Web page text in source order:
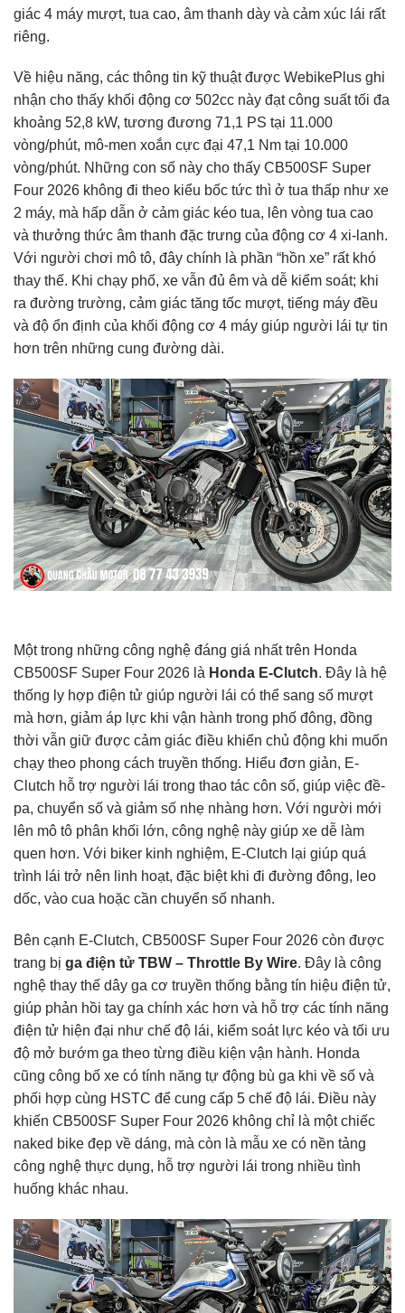
giác 4 máy mượt, tua cao, âm thanh dày và cảm xúc lái rất
riêng.
Về hiệu năng, các thông tin kỹ thuật được WebikePlus ghi
nhận cho thấy khối động cơ 502cc này đạt công suất tối đa
khoảng 52,8 kW, tương đương 71,1 PS tại 11.000
vòng/phút, mô-men xoắn cực đại 47,1 Nm tại 10.000
vòng/phút. Những con số này cho thấy CB500SF Super
Four 2026 không đi theo kiểu bốc tức thì ở tua thấp như xe
2 máy, mà hấp dẫn ở cảm giác kéo tua, lên vòng tua cao
và thưởng thức âm thanh đặc trưng của động cơ 4 xi-lanh.
Với người chơi mô tô, đây chính là phần “hồn xe” rất khó
thay thế. Khi chạy phố, xe vẫn đủ êm và dễ kiểm soát; khi
ra đường trường, cảm giác tăng tốc mượt, tiếng máy đều
và độ ổn định của khối động cơ 4 máy giúp người lái tự tin
hơn trên những cung đường dài.
Một trong những công nghệ đáng giá nhất trên Honda
CB500SF Super Four 2026 là Honda E-Clutch. Đây là hệ
thống ly hợp điện tử giúp người lái có thể sang số mượt
mà hơn, giảm áp lực khi vận hành trong phố đông, đồng
thời vẫn giữ được cảm giác điều khiển chủ động khi muốn
chạy theo phong cách truyền thống. Hiểu đơn giản, E-
Clutch hỗ trợ người lái trong thao tác côn số, giúp việc đề-
pa, chuyển số và giảm số nhẹ nhàng hơn. Với người mới
lên mô tô phân khối lớn, công nghệ này giúp xe dễ làm
quen hơn. Với biker kinh nghiệm, E-Clutch lại giúp quá
trình lái trở nên linh hoạt, đặc biệt khi đi đường đông, leo
dốc, vào cua hoặc cần chuyển số nhanh.
Bên cạnh E-Clutch, CB500SF Super Four 2026 còn được
trang bị ga điện tử TBW – Throttle By Wire. Đây là công
nghệ thay thế dây ga cơ truyền thống bằng tín hiệu điện tử,
giúp phản hồi tay ga chính xác hơn và hỗ trợ các tính năng
điện tử hiện đại như chế độ lái, kiểm soát lực kéo và tối ưu
độ mở bướm ga theo từng điều kiện vận hành. Honda
cũng công bố xe có tính năng tự động bù ga khi về số và
phối hợp cùng HSTC để cung cấp 5 chế độ lái. Điều này
khiến CB500SF Super Four 2026 không chỉ là một chiếc
naked bike đẹp về dáng, mà còn là mẫu xe có nền tảng
công nghệ thực dụng, hỗ trợ người lái trong nhiều tình
huống khác nhau.